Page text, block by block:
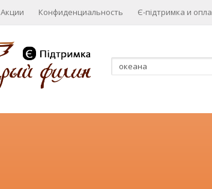
Акции Конфиденциальность Є-підтримка и